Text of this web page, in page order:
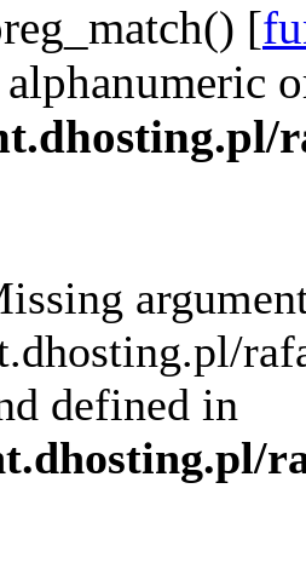
[
defined in